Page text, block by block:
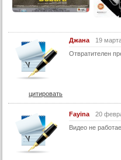
Джана
19
Отвратителен
цитировать
Fayina
20
Видео не